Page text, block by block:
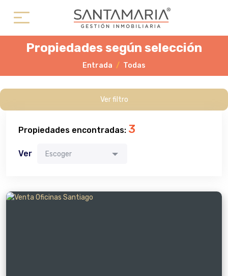
Propiedades según selección
Entrada Todas
Ver filtro
Propiedades encontradas: 3
Ver Escoger